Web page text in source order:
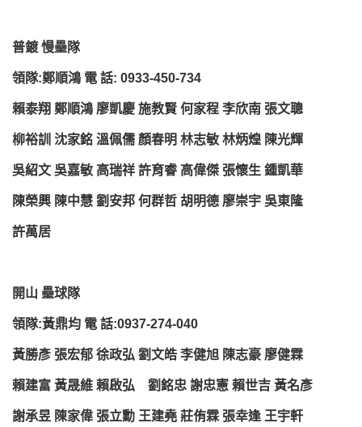
普鍍 慢壘隊
領隊:鄭順鴻 電 話: 0933-450-734
賴泰翔 鄭順鴻 廖凱慶 施教賢 何家程 李欣南 張文聰
柳裕訓 沈家銘 溫佩儒 顏春明 林志敏 林炳煌 陳光輝
吳紹文 吳嘉敏 高瑞祥 許育睿 高偉傑 張懷生 鍾凱華
陳榮興 陳中慧 劉安邦 何群哲 胡明德 廖崇宇 吳東隆
許萬居
開山 壘球隊
領隊:黃鼎均 電 話:0937-274-040
黃勝彥 張宏郁 徐政弘 劉文皓 李健旭 陳志豪 廖健霖
賴建富 黃晟維 賴啟弘 劉銘忠 謝忠憲 賴世吉 黃名彥
謝承昱 陳家偉 張立勳 王建堯 莊侑霖 張幸逢 王宇軒